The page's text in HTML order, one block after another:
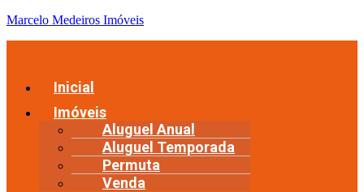
Marcelo Medeiros Imóveis
Inicial
Imóveis
Aluguel Anual
Aluguel Temporada
Permuta
Venda